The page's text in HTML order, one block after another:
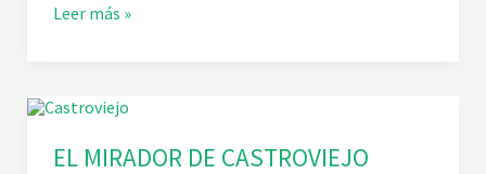
A
S
A
R
E
T
I
L
O
Leer más »
EL MIRADOR DE CASTROVIEJO